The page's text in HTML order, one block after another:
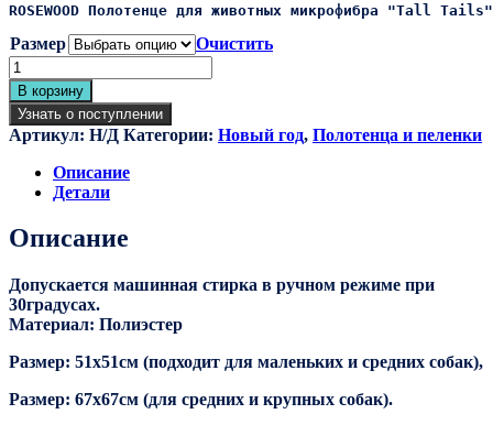
1890,00₽
–
2590,00₽
ROSEWOOD Полотенце для животных микрофибра "Tall
Размер
Очистить
Количество
товара
Полотенце
для
животных
ROSEWOOD
В корзину
Узнать о поступлении
Артикул: Н/Д Категории: Новый год, Полотенца и пеленки
Описание
Детали
Описание
Допускается машинная стирка в ручном режиме при
30градусах.
Материал: Полиэстер
Размер: 51х51см (подходит для маленьких и средних собак),
Размер: 67х67см (для средних и крупных собак).